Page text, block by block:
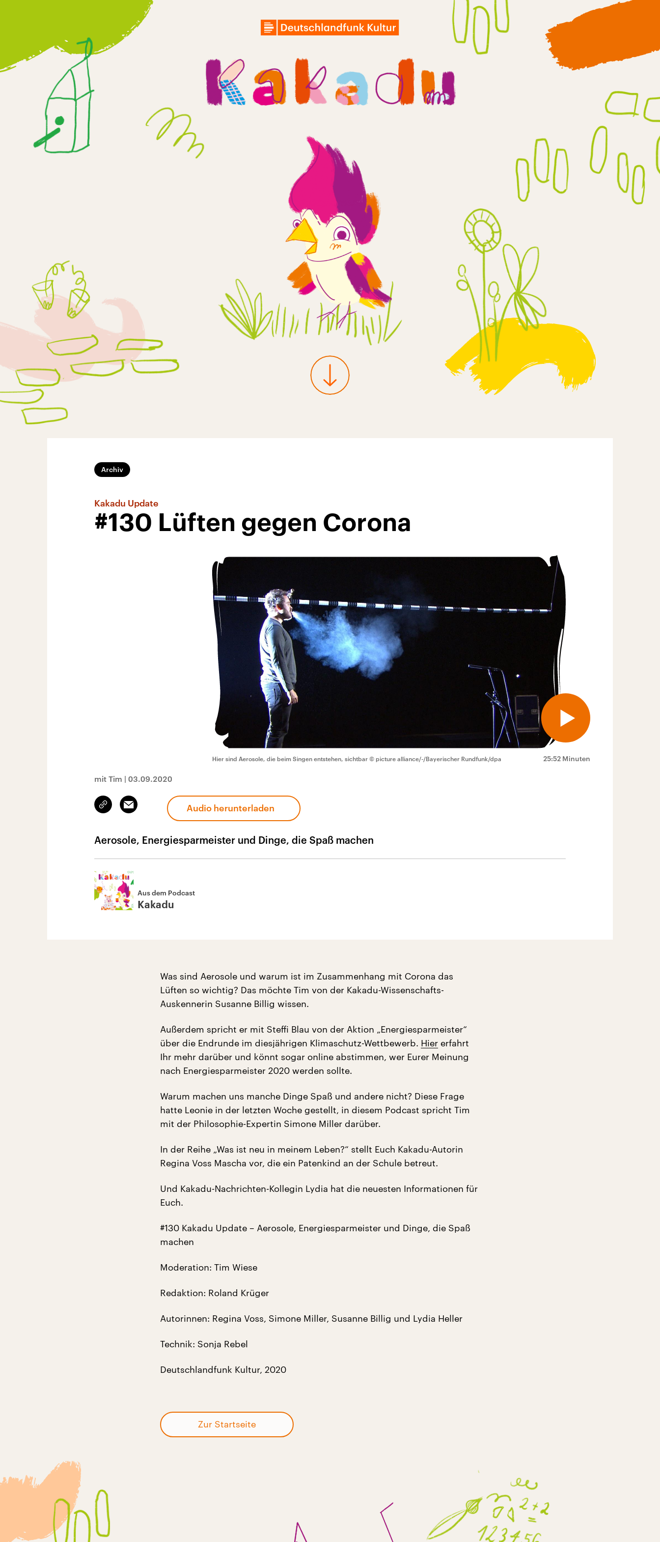
Archiv
Kakadu Update
#130 Lüften gegen Corona
25:52 Minuten
Hier sind Aerosole, die beim Singen entstehen, sichtbar © picture alliance/-/Bayerischer Rundfunk/dpa
mit Tim | 03.09.2020
Link
kopieren/teilen
Email Audio herunterladen
Aerosole, Energiesparmeister und Dinge, die Spaß machen
Aus dem Podcast
Kakadu
Was sind Aerosole und warum ist im Zusammenhang mit Corona das
Lüften so wichtig? Das möchte Tim von der Kakadu-Wissenschafts-
Auskennerin Susanne Billig wissen.
Außerdem spricht er mit Steffi Blau von der Aktion „Energiesparmeister“
über die Endrunde im diesjährigen Klimaschutz-Wettbewerb. Hier erfahrt
Ihr mehr darüber und könnt sogar online abstimmen, wer Eurer Meinung
nach Energiesparmeister 2020 werden sollte.
Warum machen uns manche Dinge Spaß und andere nicht? Diese Frage
hatte Leonie in der letzten Woche gestellt, in diesem Podcast spricht Tim
mit der Philosophie-Expertin Simone Miller darüber.
In der Reihe „Was ist neu in meinem Leben?“ stellt Euch Kakadu-Autorin
Regina Voss Mascha vor, die ein Patenkind an der Schule betreut.
Und Kakadu-Nachrichten-Kollegin Lydia hat die neuesten Informationen für
Euch.
#130 Kakadu Update – Aerosole, Energiesparmeister und Dinge, die Spaß
machen
Moderation: Tim Wiese
Redaktion: Roland Krüger
Autorinnen: Regina Voss, Simone Miller, Susanne Billig und Lydia Heller
Technik: Sonja Rebel
Deutschlandfunk Kultur, 2020
Zur Startseite